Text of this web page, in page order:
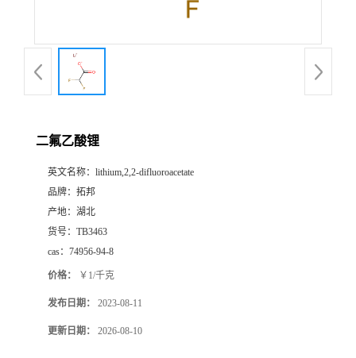
二氟乙酸锂
英文名称： lithium,2,2-difluoroacetate
品牌： 拓邦
产地： 湖北
货号： TB3463
cas： 74956-94-8
价格： ￥1/千克
发布日期： 2023-08-11
更新日期： 2026-08-10